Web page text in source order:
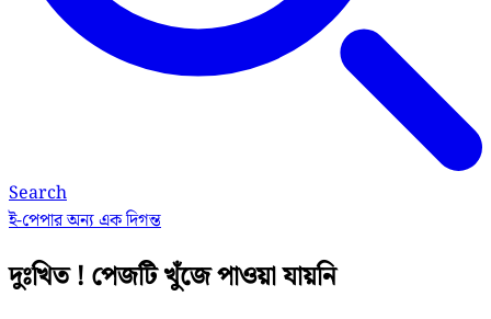
Search
ই-পেপারঅন্য এক দিগন্ত
দুঃখিত ! পেজটি খুঁজে পাওয়া যায়নি